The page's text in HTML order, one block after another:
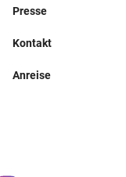
Presse
Kontakt
Anreise